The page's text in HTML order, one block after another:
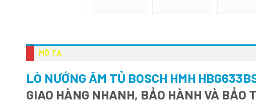
MÔ TẢ
LÒ NƯỚNG ÂM TỦ BOSCH HMH
GIAO HÀNG NHANH, BẢO HÀNH VÀ BẢO